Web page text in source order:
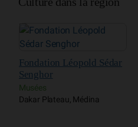
Fondation Léopold Sédar
Senghor
Musées
Dakar Plateau, Médina